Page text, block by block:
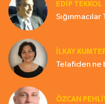
EDIP TEKKOL
İLKAY
Telafiden ne
ÖZCAN